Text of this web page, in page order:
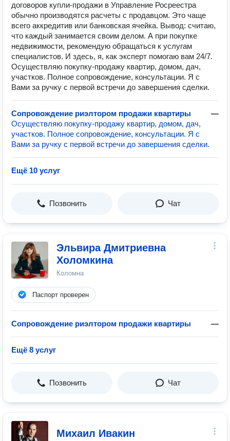
договоров купли-продажи в Управление Росреестра
обычно производятся расчеты с продавцом. Это чаще
всего аккредитив или банковская ячейка. Вывод: считаю,
что каждый занимается своим делом. А при покупке
недвижимости, рекомендую обращаться к услугам
специалистов. И здесь, я, как эксперт помогаю вам 24/7.
Осуществляю покупку-продажу квартир, домом, дач,
участков. Полное сопровождение, консультации. Я с
Вами за ручку с первой встречи до завершения сделки.
Сопровождение риэлтором продажи квартиры
—
Осуществляю покупку-продажу квартир, домом, дач,
участков. Полное сопровождение, консультации. Я с
Вами за ручку с первой встречи до завершения сделки.
Ещё 10 услуг
Позвонить Чат
Эльвира Дмитриевна
Холомкина
Коломна
Паспорт проверен
Сопровождение риэлтором продажи квартиры —
Ещё 8 услуг
Позвонить Чат
Михаил Ивакин